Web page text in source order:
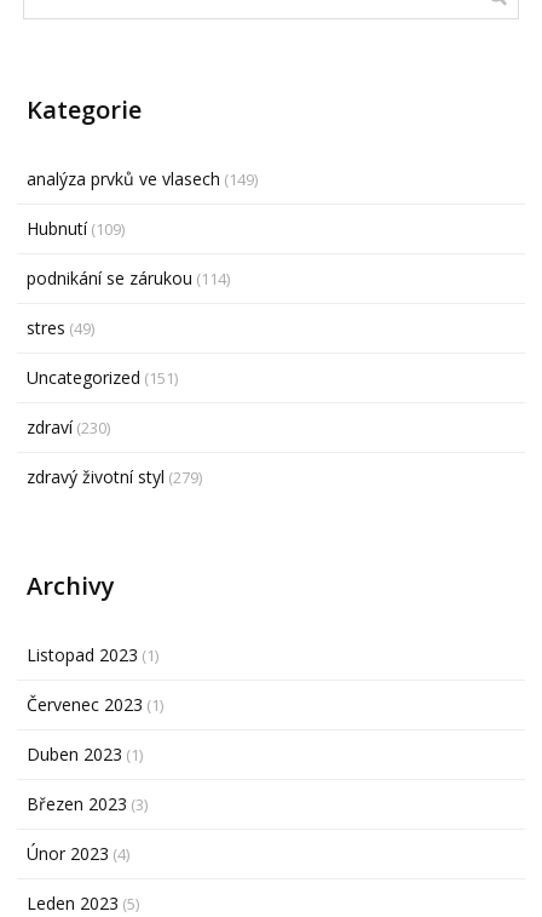
Kategorie
analýza prvků ve vlasech (149)
Hubnutí(109)
podnikání se zárukou (114)
stres (49)
Uncategorized (151)
zdraví(230)
zdravý životní styl (279)
Archivy
Listopad 2023 (1)
Červenec 2023 (1)
Duben 2023 (1)
Březen 2023 (3)
Únor 2023 (4)
Leden 2023 (5)